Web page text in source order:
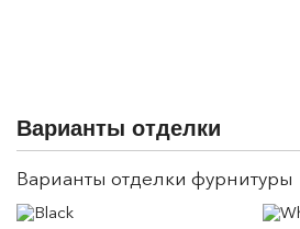
Варианты отделки
Варианты отделки фурнитуры